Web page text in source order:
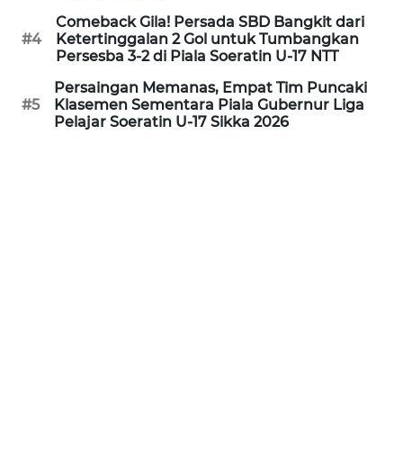
#4
Comeback Gila! Persada SBD Bangkit dari
Ketertinggalan 2 Gol untuk Tumbangkan
Persesba 3-2 di Piala Soeratin U-17 NTT
#5
Persaingan Memanas, Empat Tim Puncaki
Klasemen Sementara Piala Gubernur Liga
Pelajar Soeratin U-17 Sikka 2026
WN
TANJUNG
WN